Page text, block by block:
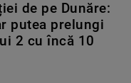
de pe Dunăre:
putea prelungi
2 cu încă 10